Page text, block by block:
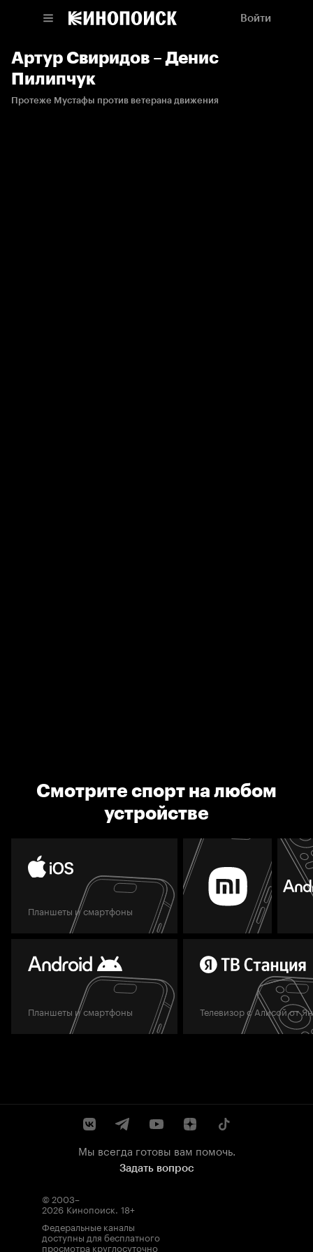
Войти
Артур Свиридов – Денис
Пилипчук
Протеже Мустафы против ветерана движения
Смотрите спорт на любом
устройстве
Планшеты и смартфоны
Планшеты и смартфоны Телевизор с Алисой от
Мы всегда готовы вам помочь.
Задать вопрос
© 2003–
2026 Кинопоиск. 18+
Федеральные каналы
доступны для бесплатного
просмотра круглосуточно